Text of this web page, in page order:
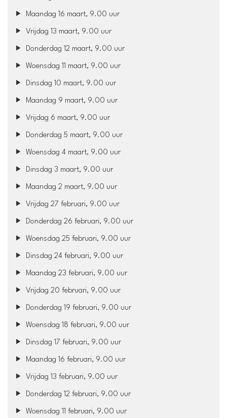
Maandag 16 maart, 9.00 uur
Vrijdag 13 maart, 9.00 uur
Donderdag 12 maart, 9.00 uur
Woensdag 11 maart, 9.00 uur
Dinsdag 10 maart, 9.00 uur
Maandag 9 maart, 9.00 uur
Vrijdag 6 maart, 9.00 uur
Donderdag 5 maart, 9.00 uur
Woensdag 4 maart, 9.00 uur
Dinsdag 3 maart, 9.00 uur
Maandag 2 maart, 9.00 uur
Vrijdag 27 februari, 9.00 uur
Donderdag 26 februari, 9.00 uur
Woensdag 25 februari, 9.00 uur
Dinsdag 24 februari, 9.00 uur
Maandag 23 februari, 9.00 uur
Vrijdag 20 februari, 9.00 uur
Donderdag 19 februari, 9.00 uur
Woensdag 18 februari, 9.00 uur
Dinsdag 17 februari, 9.00 uur
Maandag 16 februari, 9.00 uur
Vrijdag 13 februari, 9.00 uur
Donderdag 12 februari, 9.00 uur
Woensdag 11 februari, 9.00 uur